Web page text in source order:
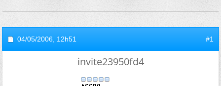
04/05/2006, 12h51 #1
invite23950fd4